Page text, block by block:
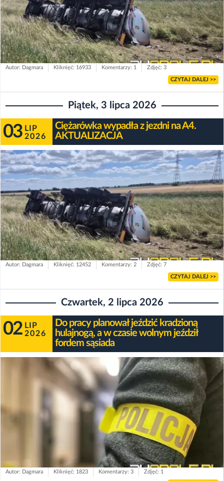
Autor: Dagmara Kliknięć: 16933 Komentarzy: 1 Zdjęć: 3
CZYTAJ DALEJ >>
Piątek, 3 lipca 2026
03 LIP
2026
Ciężarówka wypadła z jezdni na A4.
AKTUALIZACJA
Autor: Dagmara Kliknięć: 12452 Komentarzy: 2 Zdjęć: 7
CZYTAJ DALEJ >>
Czwartek, 2 lipca 2026
02 LIP
2026
Do pracy planował jeździć kradzioną
hulajnogą, a w czasie wolnym jeździł
fordem sąsiada
Autor: Dagmara Kliknięć: 1823 Komentarzy: 3 Zdjęć: 1